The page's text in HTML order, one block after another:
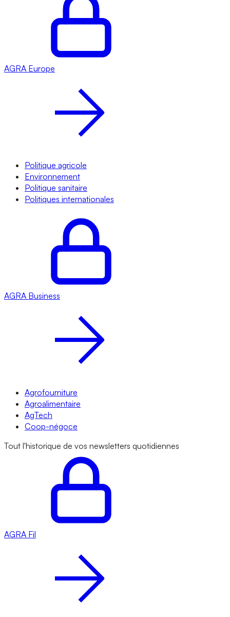
AGRA Europe
Politique agricole
Environnement
Politique sanitaire
Politiques internationales
AGRA Business
Agrofourniture
Agroalimentaire
AgTech
Coop-négoce
Tout l'historique de vos newsletters quotidiennes
AGRA Fil